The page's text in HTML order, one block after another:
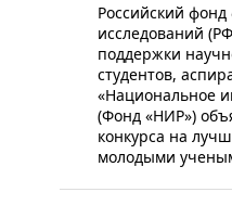
​Российский
исследований
поддержки
студентов,
«Национальное
(Фонд «НИР»)
конкурса на
молодыми